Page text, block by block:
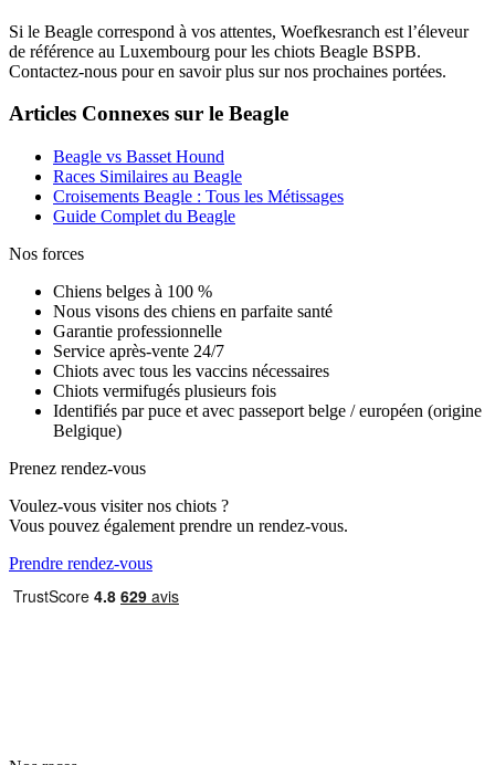
Si le Beagle correspond à vos attentes, Woefkesranch est l’éleveur
de référence au Luxembourg pour les chiots Beagle BSPB.
Contactez-nous pour en savoir plus sur nos prochaines portées.
Articles Connexes sur le Beagle
Beagle vs Basset Hound
Races Similaires au Beagle
Croisements Beagle : Tous les Métissages
Guide Complet du Beagle
Nos forces
Chiens belges à 100 %
Nous visons des chiens en parfaite santé
Garantie professionnelle
Service après-vente 24/7
Chiots avec tous les vaccins nécessaires
Chiots vermifugés plusieurs fois
Identifiés par puce et avec passeport belge / européen (origine
Belgique)
Prenez rendez-vous
Voulez-vous visiter nos chiots ?
Vous pouvez également prendre un rendez-vous.
Prendre rendez-vous